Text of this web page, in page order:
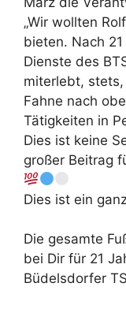
„Wir wollten
bieten. Nach
Dienste des
miterlebt,
Fahne nach
Tätigkeiten in
Dies ist keine
großer Beitrag
Dies ist ein
Die gesamte
bei Dir für 21
Büdelsdorfer